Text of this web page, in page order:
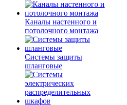
Каналы настенного и
потолочного монтажа
Системы защиты
шланговые